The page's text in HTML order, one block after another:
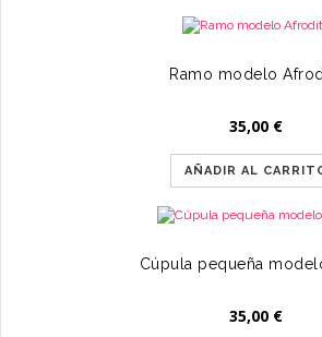
Ramo modelo
35,00 €
AÑADIR AL
Cúpula pequeña
35,00 €